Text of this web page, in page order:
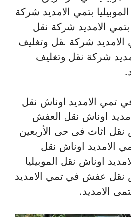
بتمي الامديد شركة
الامديد شركة نقل
شركة نقل وتغليف
شركة نقل وتغليف
تمي الامديد اوناش نقل
اوناش نقل العفش
نقل اثاث فى حى الأربعين
الامديد اوناش نقل
اوناش نقل الموبيليا
نقل عفش في تمي الامديد
الامديد.